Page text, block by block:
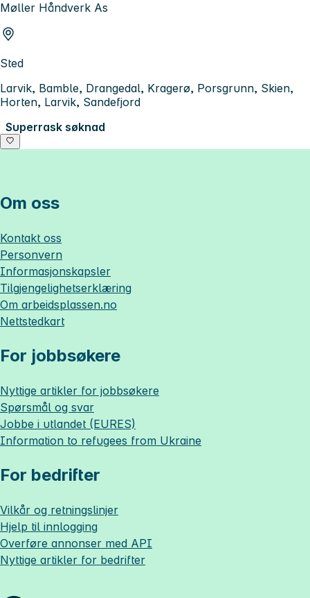
Møller Håndverk As
Sted
Larvik, Bamble, Drangedal, Kragerø, Porsgrunn, Skien,
Horten, Larvik, Sandefjord
Superrask søknad
Om oss
Kontakt oss
Personvern
Informasjonskapsler
Tilgjengelighetserklæring
Om arbeidsplassen.no
Nettstedkart
For jobbsøkere
Nyttige artikler for jobbsøkere
Spørsmål og svar
Jobbe i utlandet (EURES)
Information to refugees from Ukraine
For bedrifter
Vilkår og retningslinjer
Hjelp til innlogging
Overføre annonser med API
Nyttige artikler for bedrifter